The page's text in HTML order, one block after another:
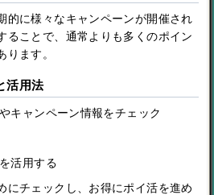
的に様々なキャンペーンが開催され
ることで、通常よりも多くのポイン
ります。
活用法
キャンペーン情報をチェック
活用する
にチェックし、お得にポイ活を進め